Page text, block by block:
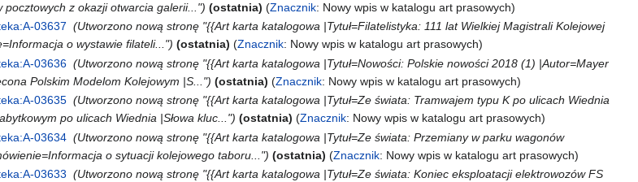
z okazji otwarcia galerii..."
ostatnia Znacznik: Nowy wpis w katalogu art prasowych
03637 ‎ Utworzono nową stronę "{{Art karta katalogowa |Tytuł=Filatelistyka: 111 lat Wielkiej Magistrali Kolejowej
o wystawie filateli..."
ostatnia Znacznik: Nowy wpis w katalogu art prasowych
03636 ‎ Utworzono nową stronę "{{Art karta katalogowa |Tytuł=Nowości: Polskie nowości 2018 (1) |Autor=Mayer
Polskim Modelom Kolejowym |S..."
ostatnia Znacznik: Nowy wpis w katalogu art prasowych
03635 ‎ Utworzono nową stronę "{{Art karta katalogowa |Tytuł=Ze świata: Tramwajem typu K po ulicach Wiednia
po ulicach Wiednia |Słowa kluc..."
ostatnia Znacznik: Nowy wpis w katalogu art prasowych
03634 ‎ Utworzono nową stronę "{{Art karta katalogowa |Tytuł=Ze świata: Przemiany w parku wagonów
o sytuacji kolejowego taboru..."
ostatnia Znacznik: Nowy wpis w katalogu art prasowych
03633 ‎ Utworzono nową stronę "{{Art karta katalogowa |Tytuł=Ze świata: Koniec eksploatacji elektrowozów FS